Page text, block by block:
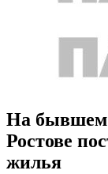
На бывшем
Ростове
жилья